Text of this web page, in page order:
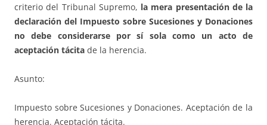
criterio del Tribunal Supremo, la mera presentación de la
declaración del Impuesto sobre Sucesiones y Donaciones
no debe considerarse por sí sola como un acto de
aceptación tácita de la herencia.
Asunto:
Impuesto sobre Sucesiones y Donaciones. Aceptación de la
herencia. Aceptación tácita.